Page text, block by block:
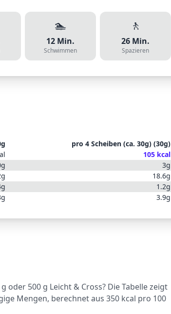
🏊
12 Min.
Schwimmen
🚶
26 Min.
Spazieren
pro 4 Scheiben (ca. 30g) (30g)
105 kcal
g 3g
g 18.6g
g 1.2g
g 3.9g
oder 500 g Leicht & Cross? Die Tabelle zeigt
Mengen, berechnet aus 350 kcal pro 100